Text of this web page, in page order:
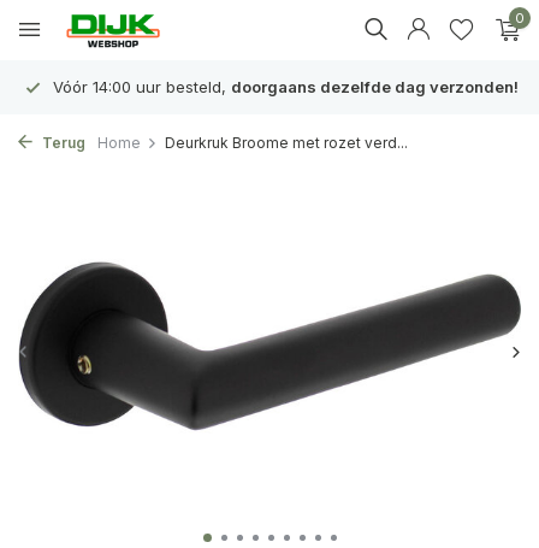
0
Vóór 14:00 uur besteld, doorgaans dezelfde dag verzonden!
Terug Home Deurkruk Broome met rozet verd...